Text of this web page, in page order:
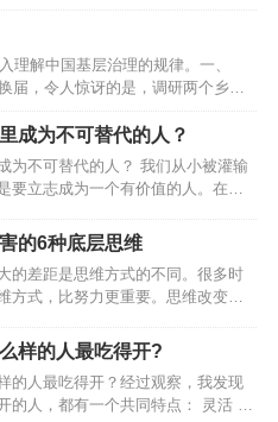
整凸显基金高波动本色……似乎所
了，资金开始向存款回流。2022年
款新增7.82万亿元，相比去年同期
。与此同时，大家还是积极偿还或
年一季度，居民贷款新增1.26万亿
期少增1.3万亿元。宏观数据能反映
能有效反映微观个体的心态。对个
资金回流存款更多是无奈…
理解中国基层治理的规律。一、
届，令人惊讶的是，调研两个乡镇
用。提拔是指由下一级提升到上一
乡镇换届五年一度，几乎所有班子
拔重用，且这是可以预期的，这就
政权是中国五级政权的基层政治，
工作条件也往往比较艰苦，对乡镇
成为不可替代的人？
为不可替代的人？ 我们从小被灌输
要立志成为一个有价值的人。在职
人的价值有很多标准，能力强只是
关键。有时候，良好的态度、强烈
虚的心态往往比个人的工作能力重
篇文章提到的9个职场化的概念，值
。 01 学会尊敬和服…
的6种底层思维
的差距是思维方式的不同。很多时
方式，比努力更重要。思维改变一
在伦敦的一条街上有三家裁衣店，
生意，三家裁衣店的老板先后在自
一块广告牌。最先挂出的广告牌，
店拥有伦敦最好的裁缝。”第二家老
样的人最吃得开?
的人最吃得开？经过观察，我发现
的人，都有一个共同特点： 灵活 。